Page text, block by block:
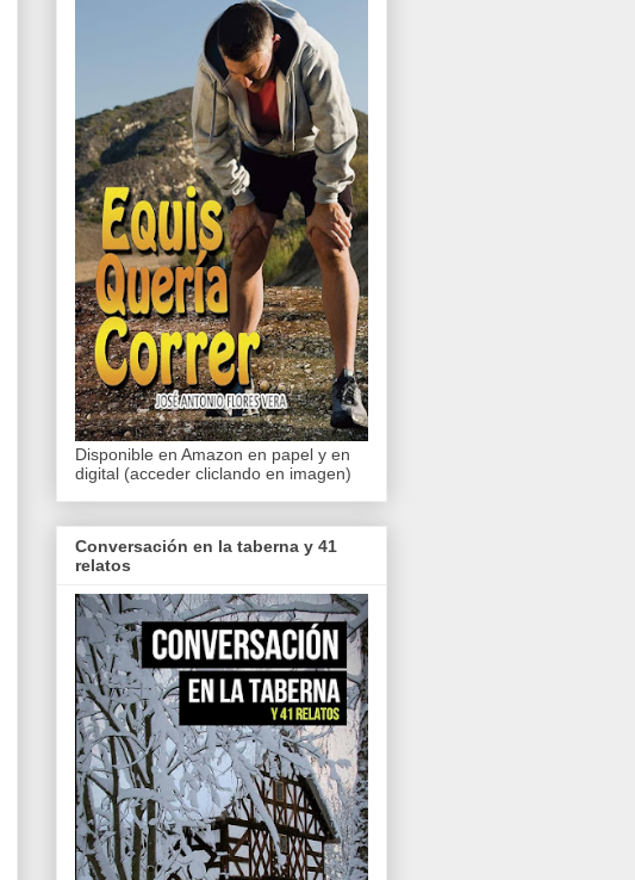
Disponible en Amazon en papel y en
digital (acceder cliclando en imagen)
Conversación en la taberna y 41
relatos